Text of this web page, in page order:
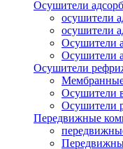
Осушители
осушители
осушители
Осушители
Осушители
Осушители
Осушители
Осушители
Передвижные